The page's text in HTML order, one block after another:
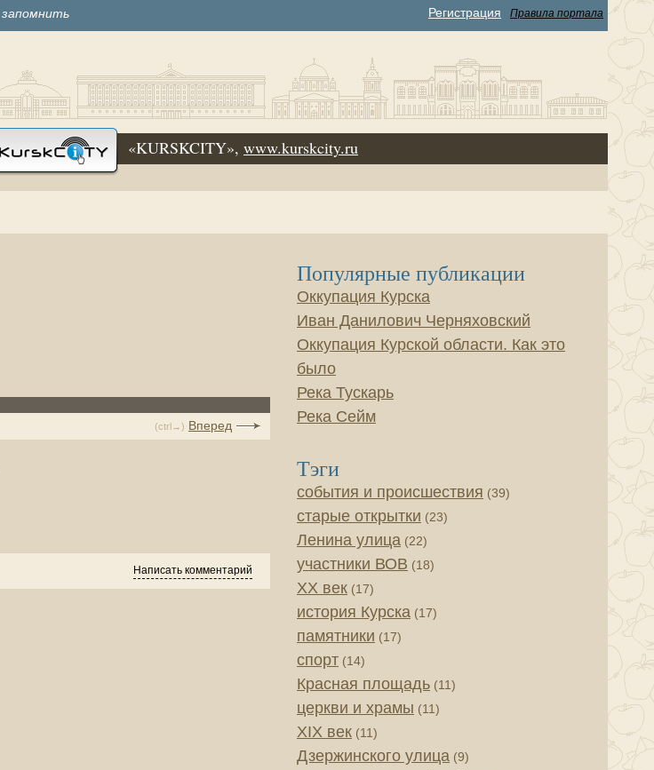
запомнить Регистрация Правила портала
«KURSKCITY», www.kurskcity.ru
(ctrl→) Вперед
Написать комментарий
Популярные публикации
Оккупация Курска
Иван Данилович Черняховский
Оккупация Курской области. Как это
было
Река Тускарь
Река Сейм
Тэги
события и происшествия (39)
старые открытки (23)
Ленина улица (22)
участники ВОВ (18)
XX век (17)
история Курска (17)
памятники (17)
спорт (14)
Красная площадь (11)
церкви и храмы (11)
XIX век (11)
Дзержинского улица (9)